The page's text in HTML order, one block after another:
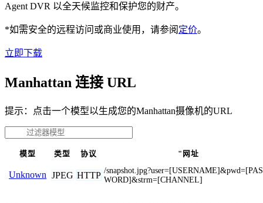
Agent DVR 以全天候监控和保护您的财产。
*如需安全的远程访问或商业使用，请参阅 定价。
立即下载
Manhattan 连接 URL
提示：点击一个模型以生成您的Manhattan摄像机的URL
模型 类型 协议 "网址
Unknown JPEG HTTP /
WORD]&strm=[CHANNEL]